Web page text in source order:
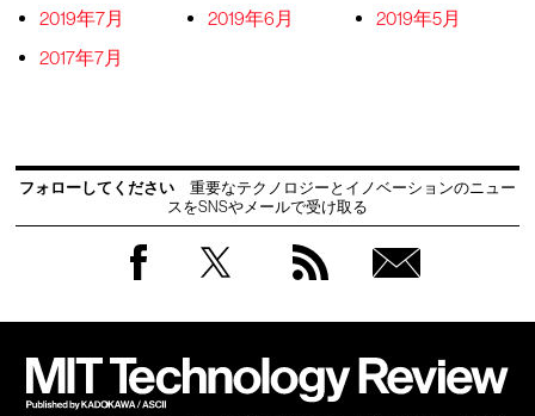
2019年7月
2019年6月
2019年5月
2017年7月
フォローしてください
重要なテクノロジーとイノベーションのニュー
スをSNSやメールで受け取る